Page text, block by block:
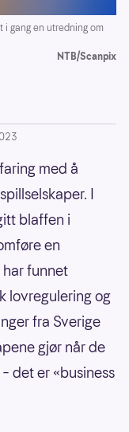
gang en utredning om
NTB/Scanpix
med å
I
blaffen i
en
funnet
lovregulering og
fra Sverige
gjør når de
det er «business